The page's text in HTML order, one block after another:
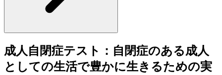
成人自閉症テスト：自閉症のある成人
としての生活で豊かに生きるための実